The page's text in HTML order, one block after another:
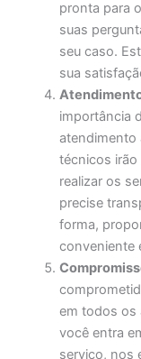
pronta para
suas
seu caso.
sua
importância
atendimento
técnicos irão
realizar os
precise
forma,
conveniente
em todos os
você entra
serviço, nos